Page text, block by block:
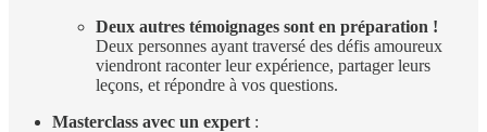
Deux autres témoignages sont en préparation !
Deux personnes ayant traversé des défis amoureux
viendront raconter leur expérience, partager leurs
leçons, et répondre à vos questions.
Masterclass avec un expert :